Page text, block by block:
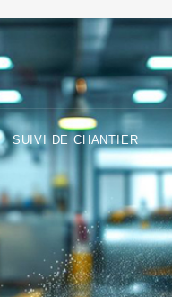
SUIVI DE CHANTIER